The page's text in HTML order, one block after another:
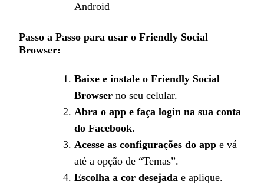
Android
Passo a Passo para usar o Friendly Social
Browser:
Baixe e instale o Friendly Social
Browser no seu celular.
Abra o app e faça login na sua conta
do Facebook.
Acesse as configurações do app e vá
até a opção de “Temas”.
Escolha a cor desejada e aplique.